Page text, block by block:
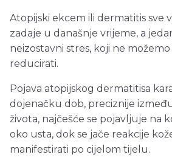
Atopijski ekcem ili dermatitis sve
zadaje u današnje vrijeme, a
neizostavni stres, koji ne
reducirati.
Pojava atopijskog dermatitisa
dojenačku dob, preciznije između
života, najčešće se pojavljuje na
oko usta, dok se jače reakcije
manifestirati po cijelom tijelu.